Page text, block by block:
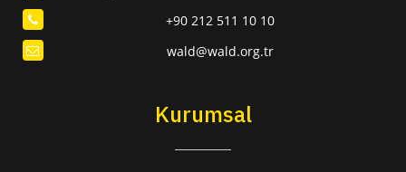
+90 212 511 10 10
wald@wald.org.tr
Kurumsal